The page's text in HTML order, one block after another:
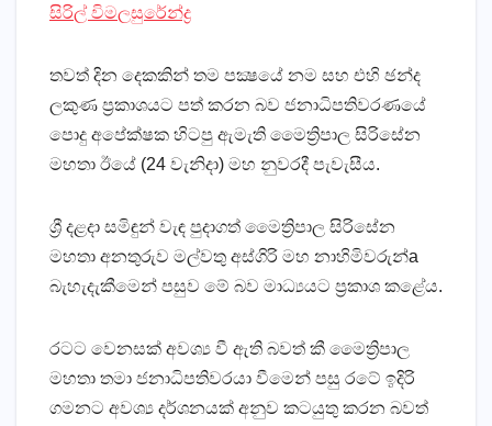
සිරිල් විමලසුරේන්ද්‍ර
තවත් දින දෙකකින් තම පක්‍ෂයේ නම සහ එහි ඡන්ද
ලකුණ ප්‍රකාශයට පත් කරන බව ජනාධිපතිවරණයේ
පොදු අපේක්‌ෂක හිටපු ඇමැති මෛත්‍රිපාල සිරිසේන
මහතා ඊයේ (24 වැනිදා) මහ නුවරදී පැවැසීය.
ශ්‍රී දළදා සමිඳුන් වැඳ පුදාගත් මෛත්‍රිපාල සිරිසේන
මහතා අනතුරුව මල්වතු අස්‌ගිරි මහ නාහිමිවරුන්a
බැහැදැකීමෙන් පසුව මේ බව මාධ්‍යයට ප්‍රකාශ කළේය.
රටට වෙනසක්‌ අවශ්‍ය වී ඇති බවත් කී මෛත්‍රිපාල
මහතා තමා ජනාධිපතිවරයා වීමෙන් පසු රටේ ඉදිරි
ගමනට අවශ්‍ය දර්ශනයක්‌ අනුව කටයුතු කරන බවත්